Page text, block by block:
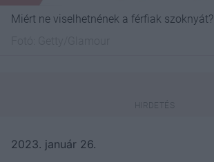
Miért ne viselhetnének a férfiak szoknyát?
2023. január 26.